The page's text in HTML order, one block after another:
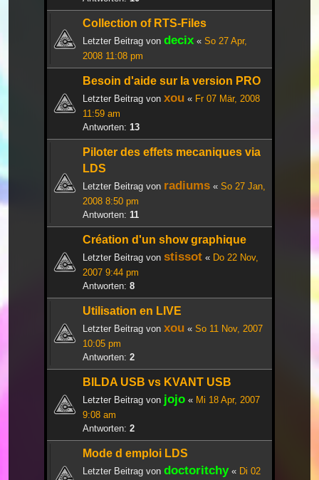
Collection of RTS-Files
Letzter Beitrag von decix « So 27 Apr,
2008 11:08 pm
Besoin d'aide sur la version PRO
Letzter Beitrag von xou « Fr 07 Mär, 2008
11:59 am
Antworten: 13
Piloter des effets mecaniques via
LDS
Letzter Beitrag von radiums « So 27 Jan,
2008 8:50 pm
Antworten: 11
Création d'un show graphique
Letzter Beitrag von stissot « Do 22 Nov,
2007 9:44 pm
Antworten: 8
Utilisation en LIVE
Letzter Beitrag von xou « So 11 Nov, 2007
10:05 pm
Antworten: 2
BILDA USB vs KVANT USB
Letzter Beitrag von jojo « Mi 18 Apr, 2007
9:08 am
Antworten: 2
Mode d emploi LDS
Letzter Beitrag von doctoritchy« Di 02